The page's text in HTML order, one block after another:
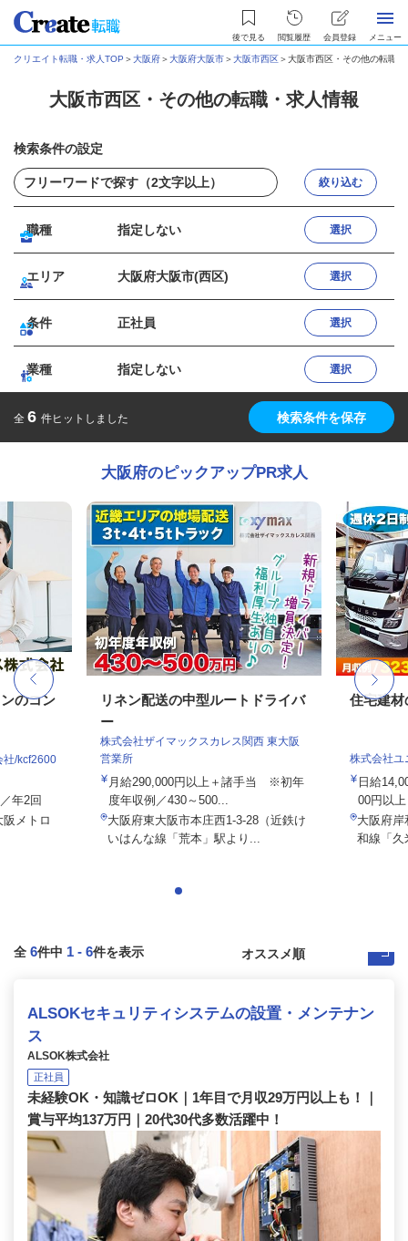
後で見る 閲覧履歴 会員登録 メニュー
クリエイト転職・求人TOP ＞大阪府＞大阪府大阪市＞大阪市西区＞大阪市西区・その他の転職
大阪市西区・その他の転職・求人情報
検索条件の設定
絞り込む
職種 指定しない 選択
エリア 大阪府大阪市(西区) 選択
条件 正社員 選択
業種 指定しない 選択
全 6 件ヒットしました 検索条件を保存
大阪府のピックアップPR求人
のコン
社/kcf2600
年2回
メトロ
リネン配送の中型ルートドライバ
ー
株式会社ザイマックスカレス関西 東大阪
営業所
月給290,000円以上＋諸手当 ※初年
度年収例／430～500...
大阪府東大阪市本庄西1-3-28（近鉄け
いはんな線「荒本」駅より...
住宅建
株式会社ユ
日給
00円以
大阪府岸
和線「久
全 6件中 1 - 6件を表示
ALSOKセキュリティシステムの設置・メンテナン
ス
ALSOK株式会社
正社員
未経験OK・知識ゼロOK｜1年目で月収29万円以上も！｜
賞与平均137万円｜20代30代多数活躍中！